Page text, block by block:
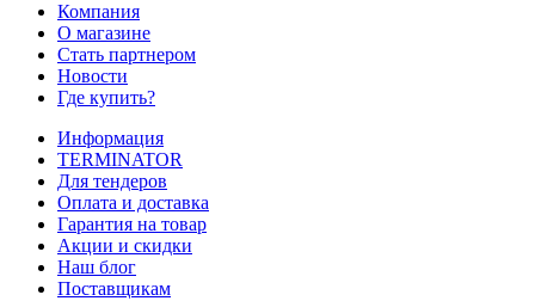
Компания
О магазине
Стать партнером
Новости
Где купить?
Информация
TERMINATOR
Для тендеров
Оплата и доставка
Гарантия на товар
Акции и скидки
Наш блог
Поставщикам